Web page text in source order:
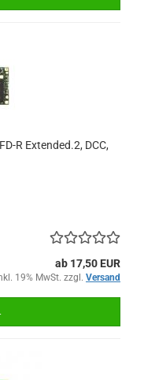
R Extended.2, DCC,
ab 17,50 EUR
19% MwSt. zzgl. Versand